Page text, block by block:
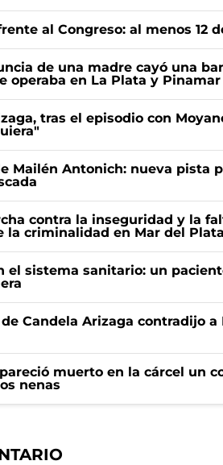
al Congreso: al menos 12
de una madre cayó una
operaba en La Plata y Pinamar
tras el episodio con
Mailén Antonich: nueva pista
contra la inseguridad y la
la criminalidad en Mar del Plata
el sistema sanitario: un
Candela Arizaga contradijo
muerto en la cárcel un
nenas